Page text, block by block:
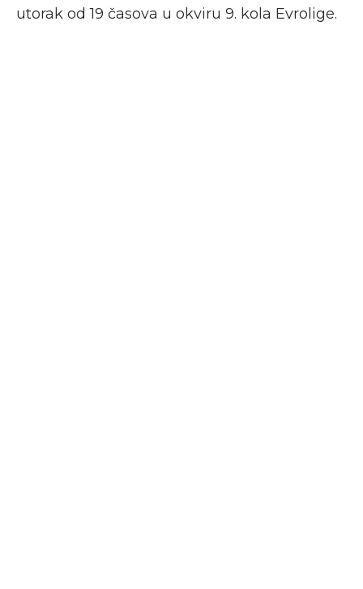
utorak od 19 časova u okviru 9. kola Evrolige.